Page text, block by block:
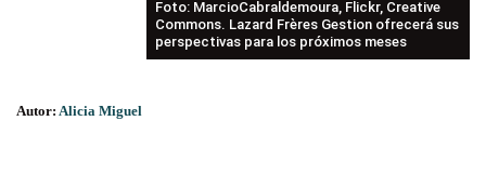
Foto: MarcioCabraldemoura, Flickr, Creative
Commons. Lazard Frères Gestion ofrecerá sus
perspectivas para los próximos meses
Autor: Alicia Miguel